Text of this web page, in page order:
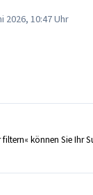
2026, 10:47 Uhr
können Sie Ihr